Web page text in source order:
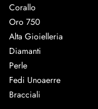
Corallo
Oro 750
Alta Gioielleria
Diamanti
Perle
Fedi Unoaerre
Bracciali